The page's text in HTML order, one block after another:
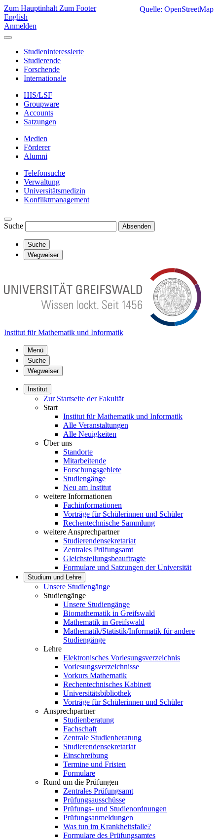
Zum Hauptinhalt Zum Footer
English
Anmelden
Studieninteressierte
Studierende
Forschende
Internationale
HIS/LSF
Groupware
Accounts
Satzungen
Medien
Förderer
Alumni
Telefonsuche
Verwaltung
Universitätsmedizin
Konfliktmanagement
Suche Absenden
Suche
Wegweiser
Institut für Mathematik und Informatik
Menü
Suche
Wegweiser
Institut
Zur Startseite der Fakultät
Start
Institut für Mathematik und Informatik
Alle Veranstaltungen
Alle Neuigkeiten
Über uns
Standorte
Mitarbeitende
Forschungsgebiete
Studiengänge
Neu am Institut
weitere Informationen
Fachinformationen
Vorträge für Schülerinnen und Schüler
Rechentechnische Sammlung
weitere Ansprechpartner
Studierendensekretariat
Zentrales Prüfungsamt
Gleichstellungsbeauftragte
Formulare und Satzungen der Universität
Studium und Lehre
Unsere Studiengänge
Studiengänge
Unsere Studiengänge
Biomathematik in Greifswald
Mathematik in Greifswald
Mathematik/Statistik/Informatik für andere
Studiengänge
Lehre
Elektronisches Vorlesungsverzeichnis
Vorlesungsverzeichnisse
Vorkurs Mathematik
Rechentechnisches Kabinett
Universitätsbibliothek
Vorträge für Schülerinnen und Schüler
Ansprechpartner
Studienberatung
Fachschaft
Zentrale Studienberatung
Studierendensekretariat
Einschreibung
Termine und Fristen
Formulare
Rund um die Prüfungen
Zentrales Prüfungsamt
Prüfungsausschüsse
Prüfungs- und Studienordnungen
Prüfungsanmeldungen
Was tun im Krankheitsfalle?
Formulare des Prüfungsamtes
Quelle: OpenStreetMap